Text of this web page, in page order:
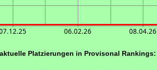
06.02.26 08.04.26
aktuelle Platzierungen in Provisonal Rankings: